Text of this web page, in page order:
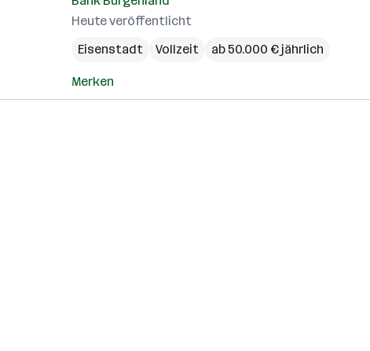
Heute veröffentlicht
Eisenstadt
Vollzeit ab 50.000 € jährlich
Merken